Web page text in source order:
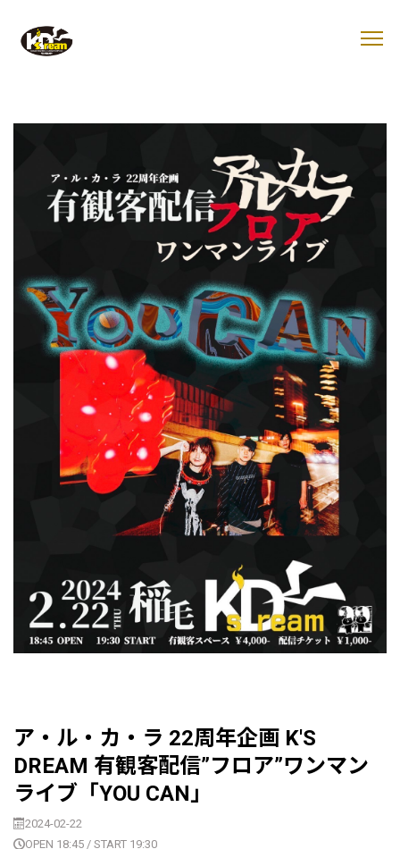
ア・ル・カ・ラ 22周年企画 K'S
DREAM 有観客配信”フロア”ワンマン
ライブ「YOU CAN」
2024-02-22
OPEN 18:45 / START 19:30